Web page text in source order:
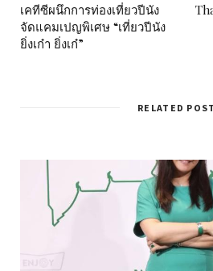
เคทีซีผนึกการท่องเที่ยวปีนัง
จัดแคมเปญพิเศษ “เที่ยวปีนัง
ยิ่งเก๋า ยิ่งเก๋”
RELATED